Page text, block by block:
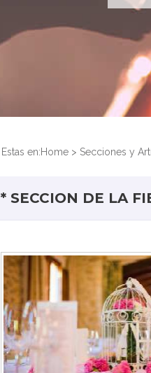
Estas en:Home > Secciones y
* SECCION DE LA